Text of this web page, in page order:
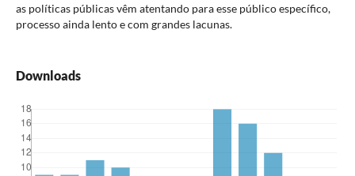
as políticas públicas vêm atentando para esse público específico,
processo ainda lento e com grandes lacunas.
Downloads